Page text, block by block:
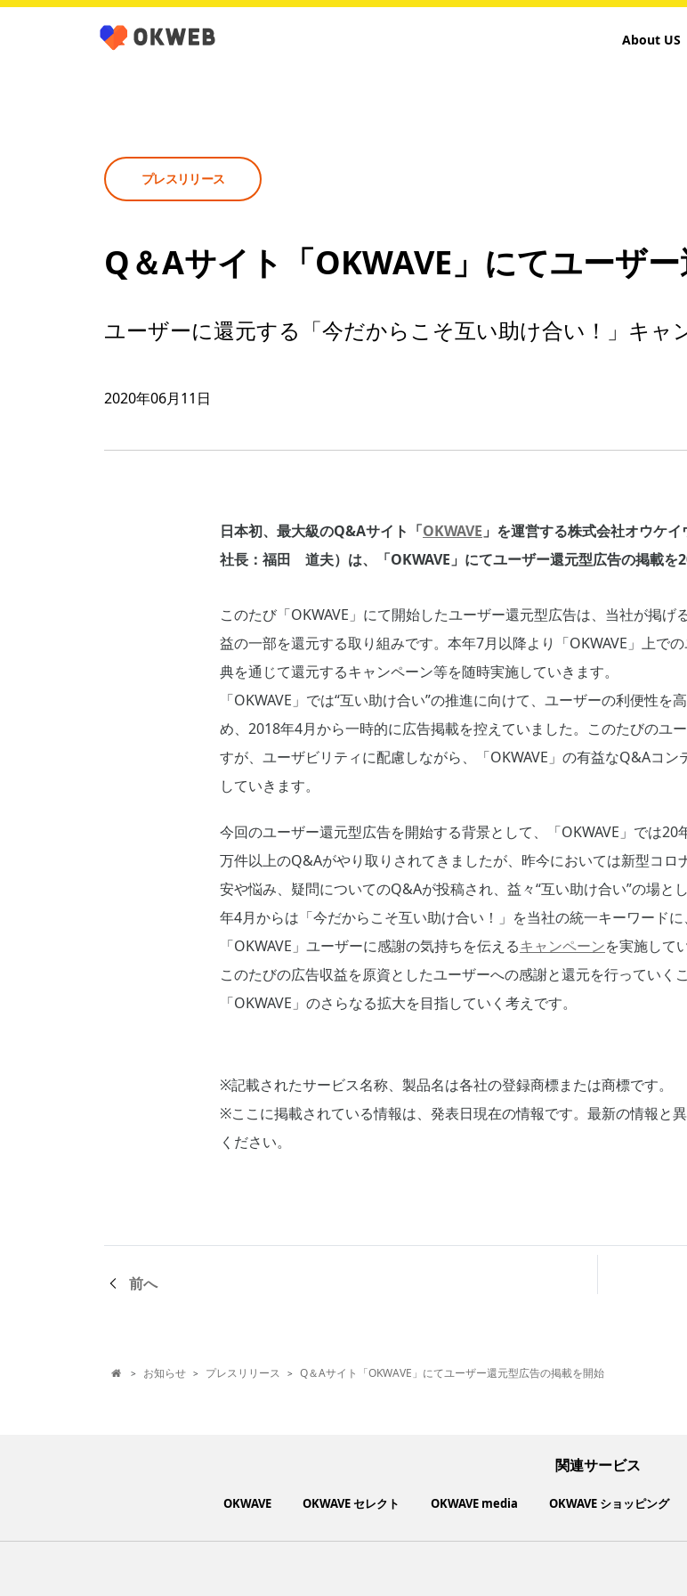
About US
プレスリリース
Q＆Aサイト「OKWAVE」にてユーザ
ユーザーに還元する「今だからこそ互い助け合い！」キャ
2020年06月11日
日本初、最大級のQ&Aサイト「OKWAVE 」を運営する株式会社オウケ
社長：福田 道夫）は、「OKWAVE」にてユーザー還元型広告の掲載を
このたび「OKWAVE」にて開始したユーザー還元型広告は、当社が掲げ
益の一部を還元する取り組みです。本年7月以降より「OKWAVE」上で
典を通じて還元するキャンペーン等を随時実施していきます。
「OKWAVE」では“互い助け合い”の推進に向けて、ユーザーの利便性
め、2018年4月から一時的に広告掲載を控えていました。このたびのユ
すが、ユーザビリティに配慮しながら、「OKWAVE」の有益なQ&Aコ
していきます。
今回のユーザー還元型広告を開始する背景として、「OKWAVE」では
万件以上のQ&Aがやり取りされてきましたが、昨今においては新型コ
安や悩み、疑問についてのQ&Aが投稿され、益々“互い助け合い”の場と
年4月からは「今だからこそ互い助け合い！」を当社の統一キーワード
「OKWAVE」ユーザーに感謝の気持ちを伝えるキャンペーンを実施して
このたびの広告収益を原資としたユーザーへの感謝と還元を行っていく
「OKWAVE」のさらなる拡大を目指していく考えです。
※記載されたサービス名称、製品名は各社の登録商標または商標です。
※ここに掲載されている情報は、発表日現在の情報です。最新の情報と
ください。
前へ
 > お知らせ > プレスリリース > Q＆Aサイト「OKWAVE」にてユーザー還元型広告の掲載を開始
関連サービス
OKWAVE OKWAVE セレクト OKWAVE media OKWAVE ショッピング